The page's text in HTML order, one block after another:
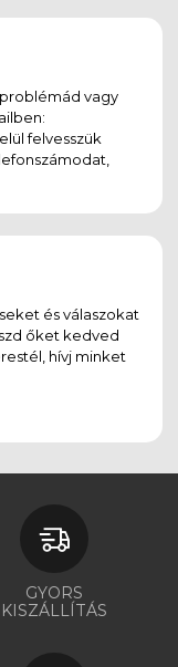
vagy
felvesszük
és válaszokat
őket kedved
hívj minket
GYORS
KISZÁLLÍTÁS